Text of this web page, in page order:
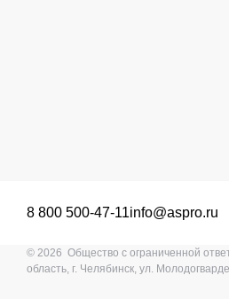
8 800 500-47-11info@aspro.ru
© 2026 Общество с ограниченной
область, г. Челябинск, ул.